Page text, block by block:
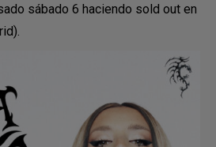
sábado 6 haciendo sold out en